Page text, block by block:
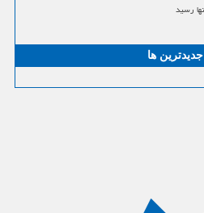
جدیدترین ها